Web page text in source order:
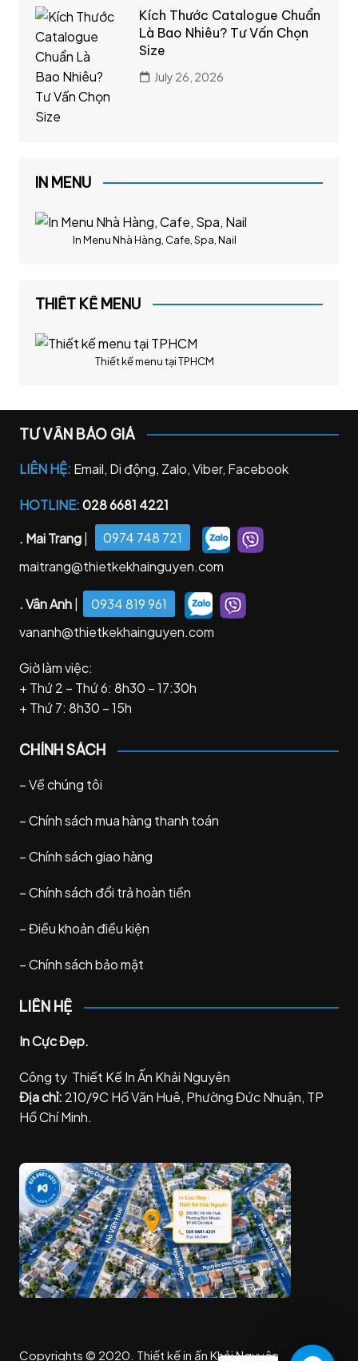
Kích Thước Catalogue Chuẩn
Là Bao Nhiêu? Tư Vấn Chọn
Size
July 26, 2026
IN MENU
In Menu Nhà Hàng, Cafe, Spa, Nail
THIẾT KẾ MENU
Thiết kế menu tại TPHCM
TƯ VẤN BÁO GIÁ
LIÊN HỆ: Email, Di động, Zalo, Viber, Facebook
HOTLINE:028 6681 4221
. Mai Trang|
0974 748 721
maitrang@thietkekhainguyen.com
. Vân Anh|
0934 819 961
vananh@thietkekhainguyen.com
Giờ làm việc:
+ Thứ 2 – Thứ 6: 8h30 – 17:30h
+ Thứ 7: 8h30 – 15h
CHÍNH SÁCH
–Về chúng tôi
–Chính sách mua hàng thanh toán
–Chính sách giao hàng
–Chính sách đổi trả hoàn tiền
–Điều khoản điều kiện
–Chính sách bảo mật
LIÊN HỆ
In Cực Đẹp.
Công ty Thiết Kế In Ấn Khải Nguyên
Địa chỉ: 210/9C Hồ Văn Huê, Phường Đức Nhuận, TP
Hồ Chí Minh.
Copyrights © 2020. Thiết kế in ấn Khải Nguyên